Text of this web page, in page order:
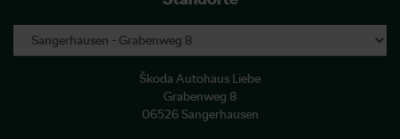
Škoda Autohaus Liebe
Grabenweg 8
06526 Sangerhausen